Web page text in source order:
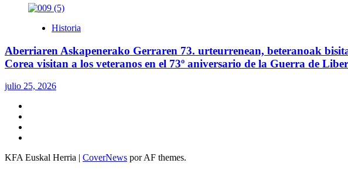
Historia
Aberriaren Askapenerako Gerraren 73. urteurrenean, beteranoak
Corea visitan a los veteranos en el 73º aniversario de la Guerra de
julio 25, 2026
KFA Euskal Herria | CoverNews por AF themes.